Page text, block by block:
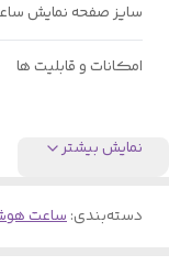
سایز صفحه نمایش
امکانات و قابلیت ها
نمایش بیشتر
دسته‌بندی:ساعت